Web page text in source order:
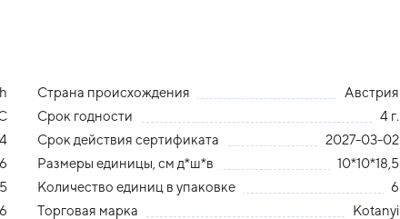
Страна происхождения
Австрия
Срок годности
4 г.
Срок действия сертификата
2027-03-02
Размеры единицы, см д*ш*в
10*10*18,5
Количество единиц в упаковке
6
Торговая марка
Kotanyi